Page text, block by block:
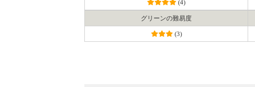
(4)
グリーンの難易度
(3)